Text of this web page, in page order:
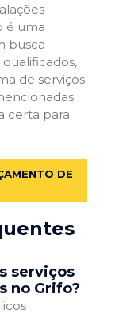
é uma
busca
de serviços
certa para
DE
serviços
no Grifo?